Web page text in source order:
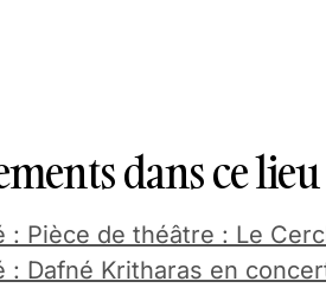
dans ce lieu
: Pièce de théâtre : Le
: Dafné Kritharas en